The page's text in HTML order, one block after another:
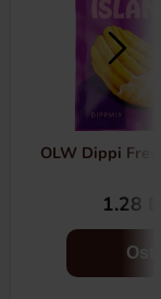
OLW Dippi
1.28